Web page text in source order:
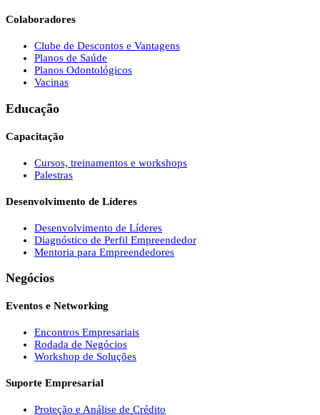
Colaboradores
Clube de Descontos e Vantagens
Planos de Saúde
Planos Odontológicos
Vacinas
Educação
Capacitação
Cursos, treinamentos e workshops
Palestras
Desenvolvimento de Líderes
Desenvolvimento de Líderes
Diagnóstico de Perfil Empreendedor
Mentoria para Empreendedores
Negócios
Eventos e Networking
Encontros Empresariais
Rodada de Negócios
Workshop de Soluções
Suporte Empresarial
Proteção e Análise de Crédito